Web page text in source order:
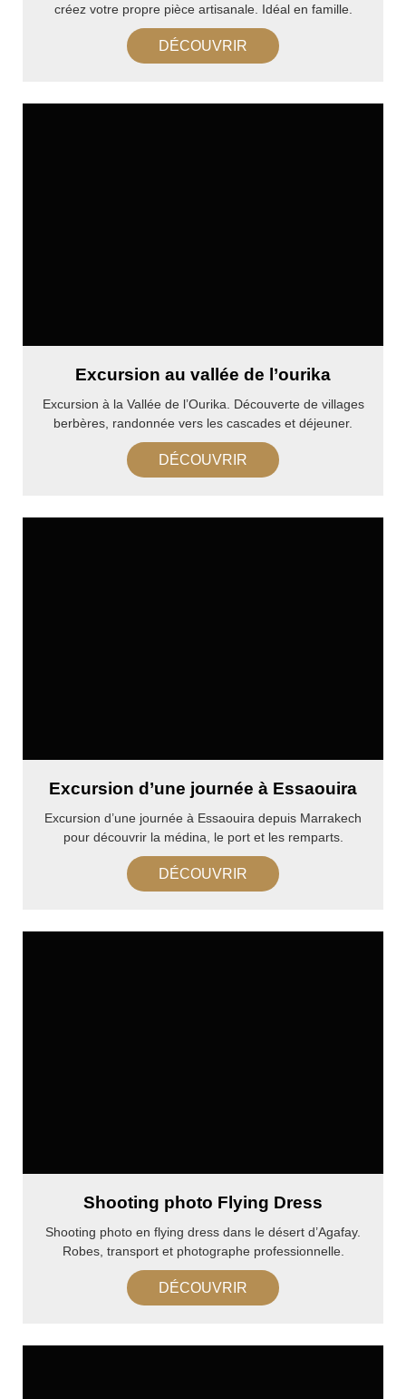
créez votre propre pièce artisanale. Idéal en famille.
DÉCOUVRIR
Excursion au vallée de l’ourika​
Excursion à la Vallée de l’Ourika. Découverte de villages
berbères, randonnée vers les cascades et déjeuner.
DÉCOUVRIR
Excursion d’une journée à Essaouira
Excursion d’une journée à Essaouira depuis Marrakech
pour découvrir la médina, le port et les remparts.
DÉCOUVRIR
Shooting photo Flying Dress
Shooting photo en flying dress dans le désert d’Agafay.
Robes, transport et photographe professionnelle.
DÉCOUVRIR